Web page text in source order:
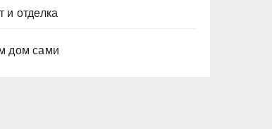
и отделка
дом сами